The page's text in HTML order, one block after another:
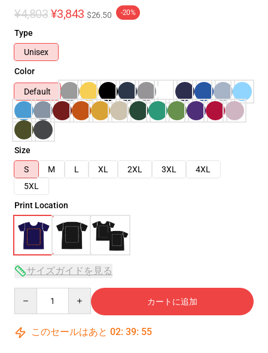
¥4,803 ¥3,843 $26.50 -20%
Type
Unisex
Color
Default
Size
S
M L XL 2XL 3XL
4XL
5XL
Print Location
サイズガイドを見る
カートに追加
このセールはあと 02: 39: 54